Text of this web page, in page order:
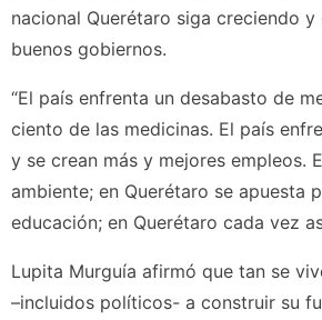
nacional Querétaro siga creciendo
buenos gobiernos.
“El país enfrenta un desabasto de
ciento de las medicinas. El país
y se crean más y mejores empleos.
ambiente; en Querétaro se apuesta
educación; en Querétaro cada vez
Lupita Murguía afirmó que tan se
–incluidos políticos- a construir su